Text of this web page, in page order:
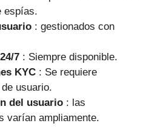
espías.
: gestionados con
7 : Siempre disponible.
KYC : Se requiere
usuario.
del usuario : las
varían ampliamente.